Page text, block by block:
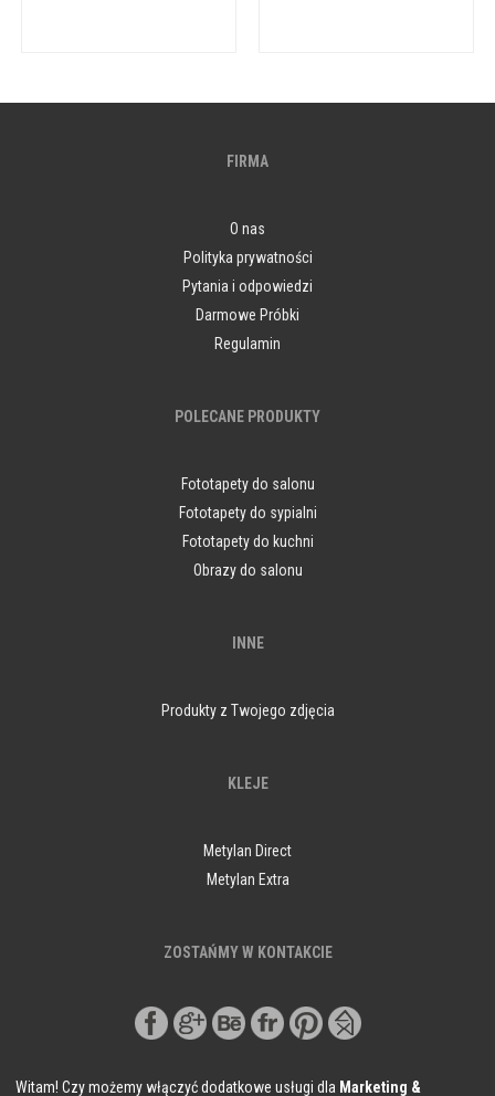
FIRMA
O nas
Polityka prywatności
Pytania i odpowiedzi
Darmowe Próbki
Regulamin
POLECANE PRODUKTY
Fototapety do salonu
Fototapety do sypialni
Fototapety do kuchni
Obrazy do salonu
INNE
Produkty z Twojego zdjęcia
KLEJE
Metylan Direct
Metylan Extra
ZOSTAŃMY W KONTAKCIE
Witam! Czy możemy włączyć dodatkowe usługi dla Marketing &